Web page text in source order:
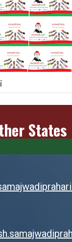
States